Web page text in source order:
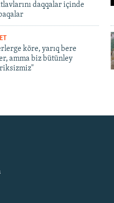
daqqalar içinde
köre, yarıq bere
amma biz bütünley